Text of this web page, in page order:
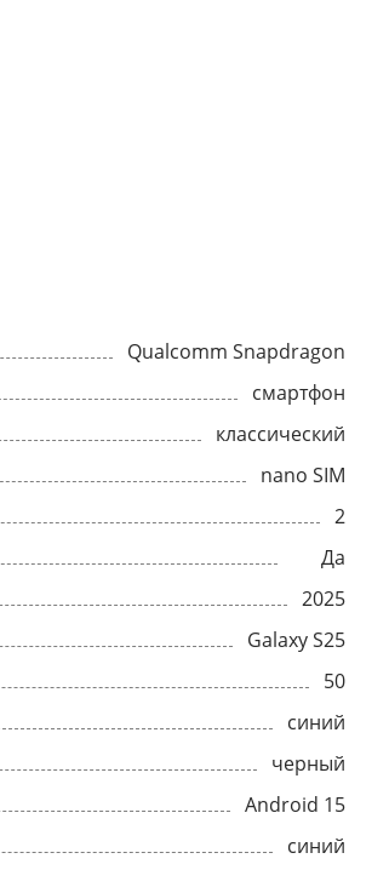
Qualcomm Snapdragon
смартфон
классический
nano SIM
2
Да
2025
Galaxy S25
50
синий
черный
Android 15
синий